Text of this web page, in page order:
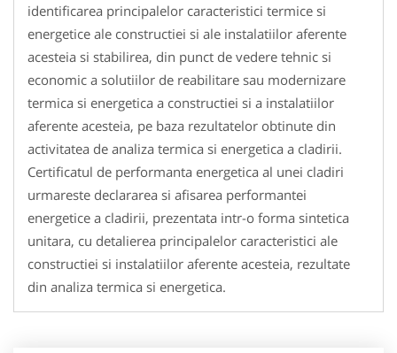
identificarea principalelor caracteristici termice si
energetice ale constructiei si ale instalatiilor aferente
acesteia si stabilirea, din punct de vedere tehnic si
economic a solutiilor de reabilitare sau modernizare
termica si energetica a constructiei si a instalatiilor
aferente acesteia, pe baza rezultatelor obtinute din
activitatea de analiza termica si energetica a cladirii.
Certificatul de performanta energetica al unei cladiri
urmareste declararea si afisarea performantei
energetice a cladirii, prezentata intr-o forma sintetica
unitara, cu detalierea principalelor caracteristici ale
constructiei si instalatiilor aferente acesteia, rezultate
din analiza termica si energetica.